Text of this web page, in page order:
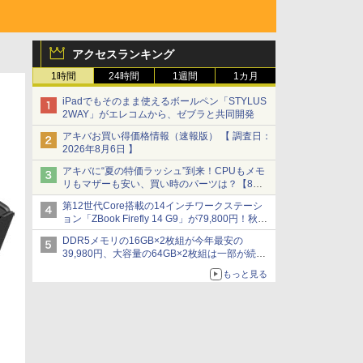
アクセスランキング
1時間 24時間 1週間 1カ月
iPadでもそのまま使えるボールペン「STYLUS
2WAY」がエレコムから、ゼブラと共同開発
アキバお買い得価格情報（速報版） 【 調査日：
2026年8月6日 】
アキバに“夏の特価ラッシュ”到来！CPUもメモ
リもマザーも安い、買い時のパーツは？【8月7
日(金)22時配信】
第12世代Core搭載の14インチワークステーシ
ョン「ZBook Firefly 14 G9」が79,800円！秋葉
原で中古PCセール
DDR5メモリの16GB×2枚組が今年最安の
39,980円、大容量の64GB×2枚組は一部が続騰
もっと見る